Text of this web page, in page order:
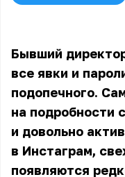
Бывший
все явки и
подопечного.
на подробности
и довольно
в Инстаграм,
появляются